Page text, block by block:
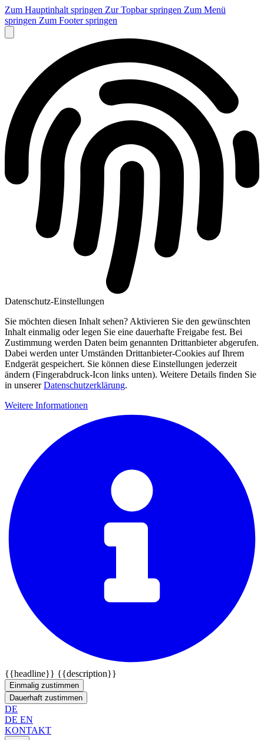
Zum Hauptinhalt springen Zur Topbar springen Zum Menü
springen Zum Footer springen
Datenschutz-Einstellungen
Sie möchten diesen Inhalt sehen? Aktivieren Sie den gewünschten
Inhalt einmalig oder legen Sie eine dauerhafte Freigabe fest. Bei
Zustimmung werden Daten beim genannten Drittanbieter abgerufen.
Dabei werden unter Umständen Drittanbieter-Cookies auf Ihrem
Endgerät gespeichert. Sie können diese Einstellungen jederzeit
ändern (Fingerabdruck-Icon links unten). Weitere Details finden Sie
in unsererDatenschutzerklärung.
Weitere Informationen
{{headline}} {{description}}
Einmalig zustimmen
Dauerhaft zustimmen
DE
DE EN
KONTAKT